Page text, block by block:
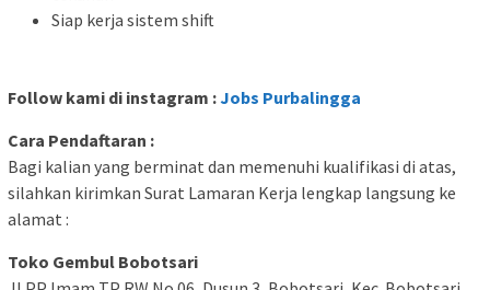
Siap kerja sistem shift
Follow kami di instagram :Jobs Purbalingga
Cara Pendaftaran :
Bagi kalian yang berminat dan memenuhi kualifikasi di atas,
silahkan kirimkan Surat Lamaran Kerja lengkap langsung ke
alamat :
Toko Gembul Bobotsari